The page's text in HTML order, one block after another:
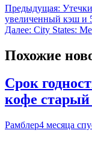
Предыдущая:
увеличенный кэш и
Далее: City States:
Похожие
Срок
кофе старый
Рамблер4 месяца